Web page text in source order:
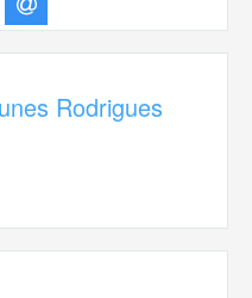
Rodrigues